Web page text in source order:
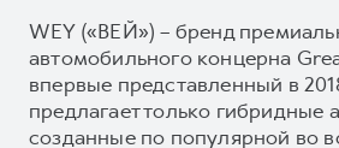
WEY («ВЕЙ») – бренд
автомобильного концерна
впервые представленный в
предлагает только гибридные
созданные по популярной во